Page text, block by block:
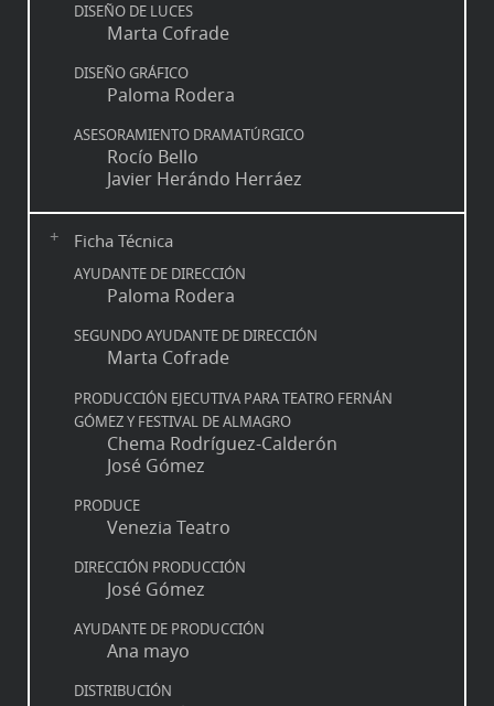
DISEÑO DE LUCES
Marta Cofrade
DISEÑO GRÁFICO
Paloma Rodera
ASESORAMIENTO DRAMATÚRGICO
Rocío Bello
Javier Herándo Herráez
Ficha Técnica
AYUDANTE DE DIRECCIÓN
Paloma Rodera
SEGUNDO AYUDANTE DE DIRECCIÓN
Marta Cofrade
PRODUCCIÓN EJECUTIVA PARA TEATRO FERNÁN
GÓMEZ Y FESTIVAL DE ALMAGRO
Chema Rodríguez-Calderón
José Gómez
PRODUCE
Venezia Teatro
DIRECCIÓN PRODUCCIÓN
José Gómez
AYUDANTE DE PRODUCCIÓN
Ana mayo
DISTRIBUCIÓN